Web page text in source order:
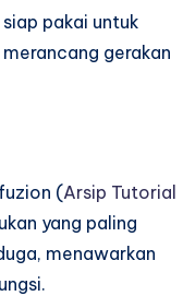
pakai untuk
gerakan
(Arsip Tutorial
yang paling
menawarkan